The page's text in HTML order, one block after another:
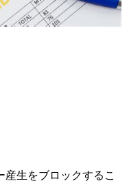
産生をブロックするこ